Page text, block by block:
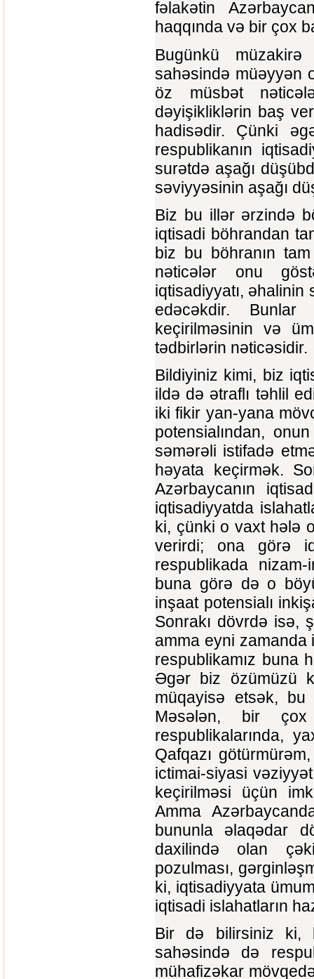
fəlakətin
haqqında və bir çox
Bugünkü
sahəsində müəyyən
öz müsbət
dəyişikliklərin baş
hadisədir. Çünki
respublikanın
surətdə aşağı
səviyyəsinin aşağı
Biz bu illər ərzində
iqtisadi böhrandan
biz bu böhranın
nəticələr onu
iqtisadiyyatı, əhalinin
edəcəkdir.
keçirilməsinin və
tədbirlərin nəticəsidir.
Bildiyiniz kimi, biz
ildə də ətraflı təhlil
iki fikir yan-yana
potensialından,
səmərəli istifadə
həyata keçirmək.
Azərbaycanın
iqtisadiyyatda
ki, çünki o vaxt hələ
verirdi; ona görə
respublikada
buna görə də o
inşaat potensialı
Sonrakı dövrdə isə,
amma eyni zamanda
respublikamız buna
Əgər biz özümüzü
müqayisə etsək, bu
Məsələn, bir
respublikalarında,
Qafqazı
ictimai-siyasi
keçirilməsi üçün
Amma
bununla əlaqədar
daxilində olan
pozulması,
ki, iqtisadiyyata
iqtisadi islahatların
Bir də bilirsiniz ki,
sahəsində də
mühafizəkar